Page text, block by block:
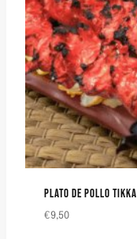
PLATO DE POLLO TIKKA
€9,50